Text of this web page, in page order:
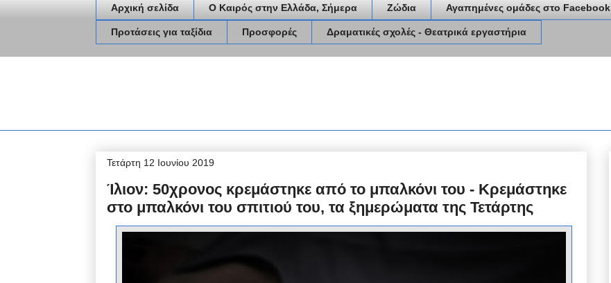
Αρχική σελίδα Ο Καιρός στην Ελλάδα, Σήμερα Ζώδια Αγαπημένες ομάδες στο Facebook
Προτάσεις για ταξίδια Προσφορές Δραματικές σχολές - Θεατρικά εργαστήρια
Τετάρτη 12 Ιουνίου 2019
Ίλιον: 50χρονος κρεμάστηκε από το μπαλκόνι του - Κρεμάστηκε
στο μπαλκόνι του σπιτιού του, τα ξημερώματα της Τετάρτης